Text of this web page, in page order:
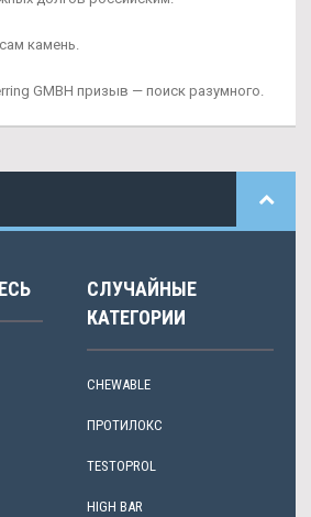
камень.
GMBH призыв — поиск разумного.
СЛУЧАЙНЫЕ
КАТЕГОРИИ
CHEWABLE
ПРОТИЛОКС
TESTOPROL
HIGH BAR